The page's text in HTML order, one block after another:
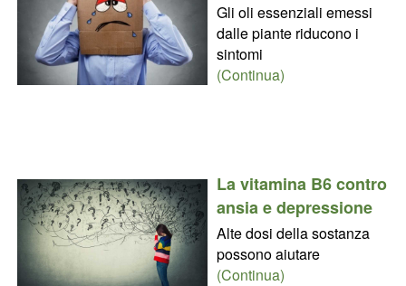
Gli oli essenziali emessi
dalle piante riducono i
sintomi
(Continua)
La vitamina B6 contro
ansia e depressione
Alte dosi della sostanza
possono aiutare
(Continua)